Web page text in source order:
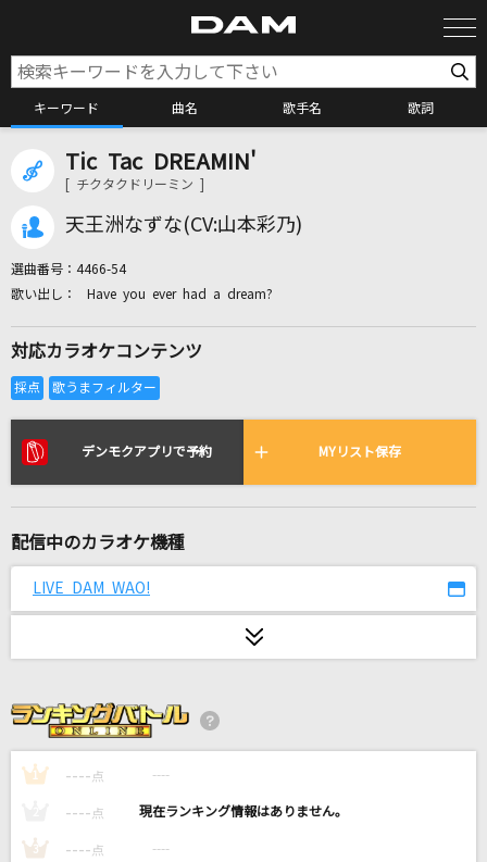
キーワード 曲名 歌手名 歌詞
カラオケ検索
カラオケ店舗検索
リアルタイムで歌われている曲の一覧
花に雨を、君に歌を
シングルベッド
まごパワー
打首獄門同好会
Eve
Tic Tac DREAMIN'
[ チクタクドリーミン ]
天王洲なずな(CV:山本彩乃)
選曲番号： 4466-54
Have you ever had a dream?
対応カラオケコンテンツ
デンモクアプリで予約 MYリスト保存
配信中のカラオケ機種
LIVE DAM WAO!
1 ---- 点 ----
---- 点 ----
3 ---- 点 ----